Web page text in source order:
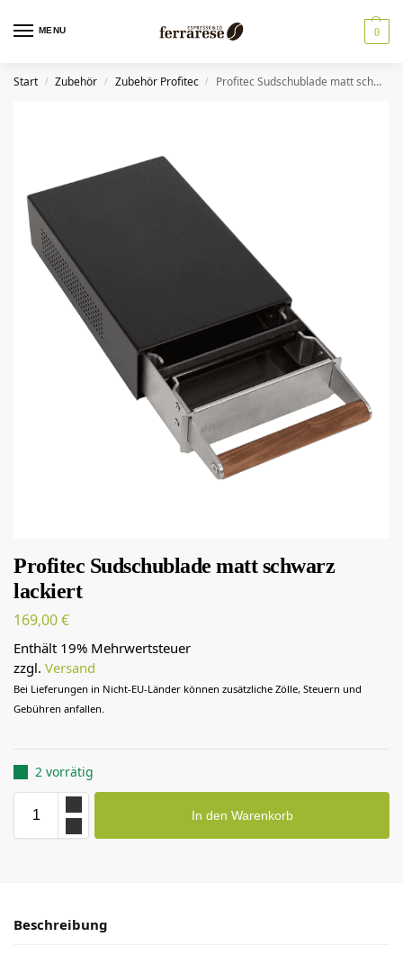
MENU 0
Start / Zubehör / Zubehör Profitec / Profitec Sudschublade matt schwarz lackiert
Profitec Sudschublade matt schwarz
lackiert
169,00€
Enthält 19% Mehrwertsteuer
zzgl. Versand
Bei Lieferungen in Nicht-EU-Länder können zusätzliche Zölle, Steuern und
Gebühren anfallen.
2 vorrätig
In den Warenkorb
Beschreibung